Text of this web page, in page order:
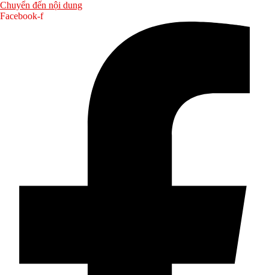
Chuyển đến nội dung
Facebook-f